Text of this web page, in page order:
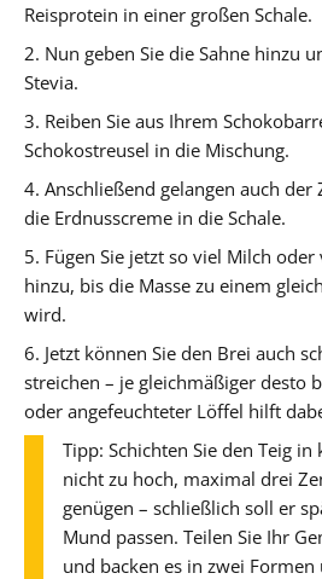
Reisprotein in einer großen Schale.
2. Nun geben Sie die Sahne hinzu
Stevia.
3. Reiben Sie aus Ihrem
Schokostreusel in die Mischung.
4. Anschließend gelangen auch
die Erdnusscreme in die Schale.
5. Fügen Sie jetzt so viel Milch
hinzu, bis die Masse zu einem
wird.
6. Jetzt können Sie den Brei auch
streichen – je gleichmäßiger desto
oder angefeuchteter Löffel hilft
Tipp: Schichten Sie den Teig
nicht zu hoch, maximal drei
genügen – schließlich soll er
Mund passen. Teilen Sie Ihr
und backen es in zwei Formen